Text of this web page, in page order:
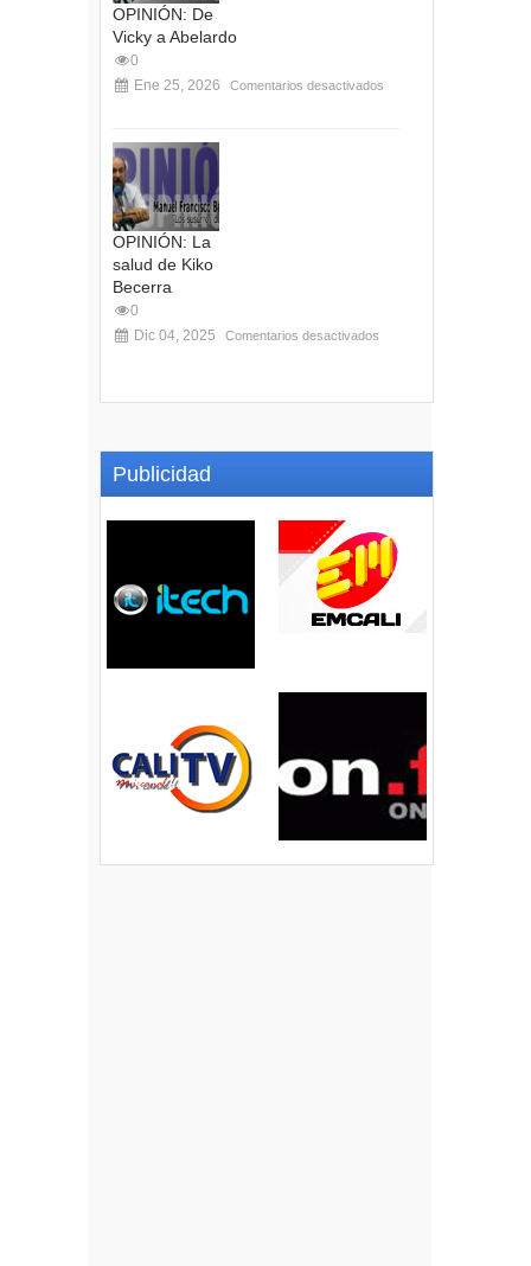
OPINIÓN: De
Vicky a Abelardo
0
Ene 25, 2026
Comentarios desactivados
OPINIÓN: La
salud de Kiko
Becerra
0
Dic 04, 2025
Comentarios desactivados
Publicidad